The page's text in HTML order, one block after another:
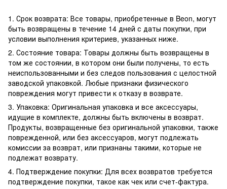
1. Срок возврата: Все товары, приобретенные в Beon, могут
быть возвращены в течение 14 дней с даты покупки, при
условии выполнения критериев, указанных ниже.
2. Состояние товара: Товары должны быть возвращены в
том же состоянии, в котором они были получены, то есть
неиспользованными и без следов пользования с целостной
заводской упаковкой. Любые признаки физического
повреждения могут привести к отказу в возврате.
3. Упаковка: Оригинальная упаковка и все аксессуары,
идущие в комплекте, должны быть включены в возврат.
Продукты, возвращенные без оригинальной упаковки, также
поврежденной, или без аксессуаров, могут подлежать
комиссии за возврат, или признаны такими, которые не
подлежат возврату.
4. Подтверждение покупки: Для всех возвратов требуется
подтверждение покупки, такое как чек или счет-фактура.